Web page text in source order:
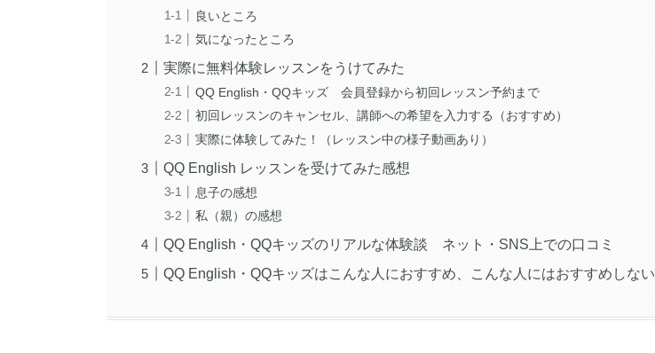
良いところ
気になったところ
実際に無料体験レッスンをうけてみた
QQ English・QQキッズ 会員登録から初回レッスン予約まで
初回レッスンのキャンセル、講師への希望を入力する（おすすめ）
実際に体験してみた！（レッスン中の様子動画あり）
QQ English レッスンを受けてみた感想
息子の感想
私（親）の感想
QQ English・QQキッズのリアルな体験談 ネット・SNS上での口コミ
QQ English・QQキッズはこんな人におすすめ、こんな人にはおすすめしない